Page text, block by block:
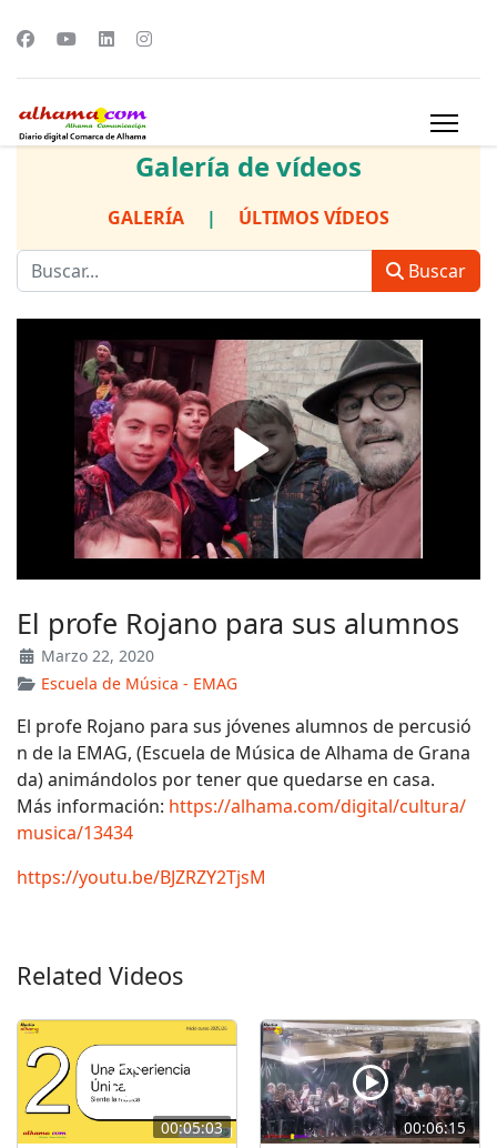
Galería de vídeos
GALERÍA | ÚLTIMOS VÍDEOS
Buscar
El profe Rojano para sus alumnos
Marzo 22, 2020
Escuela de Música - EMAG
El profe Rojano para sus jóvenes alumnos de percusió
n de la EMAG, (Escuela de Música de Alhama de Grana
da) animándolos por tener que quedarse en casa.
Más información: https://alhama.com/digital/cultura/
musica/13434
https://youtu.be/BJZRZY2TjsM
Related Videos
00:05:03 00:06:15